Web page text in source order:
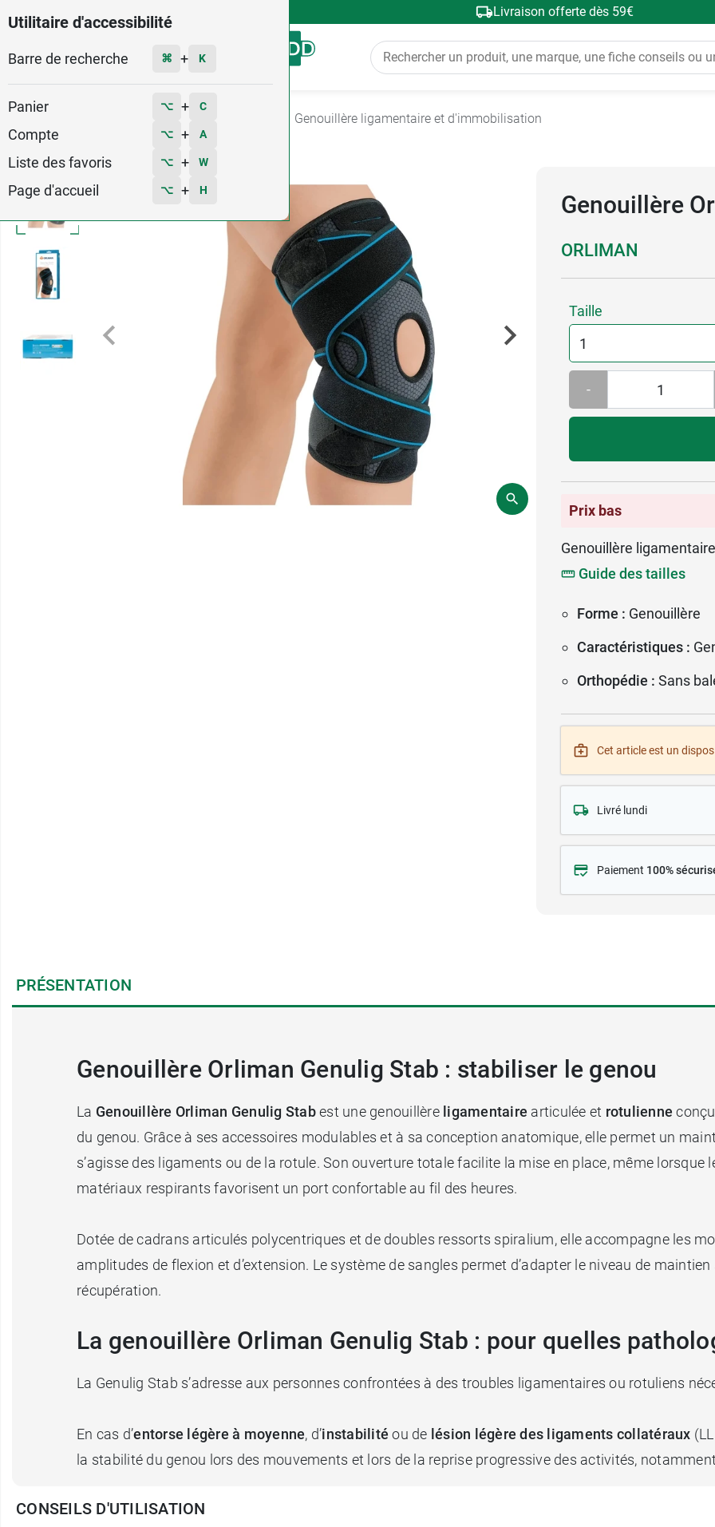
Utilitaire d'accessibilité
Barre de recherche ⌘ + K
Panier ⌥ + C
Compte ⌥ + A
Liste des favoris ⌥ + W
Page d'accueil ⌥ + H
Livraison offerte dès 59€
Menu
Genouillère ligamentaire et d'immobilisation
Genouillère
ORLIMAN
Taille
-
Prix bas
Genouillère
Guide des tailles
Forme : Genouillère
Caractéristiques :
Orthopédie : Sans
Cet article est un
Livré lundi
Paiement 100%
PRÉSENTATION
Genouillère Orliman Genulig Stab : stabiliser le genou
La Genouillère Orliman Genulig Stabest une genouillère ligamentaire articulée et rotulienne
du genou. Grâce à ses accessoires modulables et à sa conception anatomique, elle permet un
s’agisse des ligaments ou de la rotule. Son ouverture totale facilite la mise en place, même lorsque
matériaux respirants favorisent un port confortable au fil des heures.
Dotée de cadrans articulés polycentriques et de doubles ressorts spiralium, elle accompagne les
amplitudes de flexion et d’extension. Le système de sangles permet d’adapter le niveau de
récupération.
La genouillère Orliman Genulig Stab : pour quelles
La Genulig Stab s’adresse aux personnes confrontées à des troubles ligamentaires ou rotuliens
En cas d’entorse légère à moyenne, d’instabilitéou de lésion légère des ligaments collatéraux
la stabilité du genou lors des mouvements et lors de la reprise progressive des activités,
Pour les pathologies rotuliennes, l’utilisation du pad demi-lune et de la sangle adaptée permet
CONSEILS D'UTILISATION